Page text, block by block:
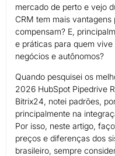
mercado de perto e vejo
CRM tem mais
compensam? E,
e práticas para quem
negócios e autônomos?
Quando pesquisei os
2026 HubSpot Pipedrive
Bitrix24, notei padrões,
principalmente na
Por isso, neste artigo,
preços e diferenças dos
brasileiro, sempre